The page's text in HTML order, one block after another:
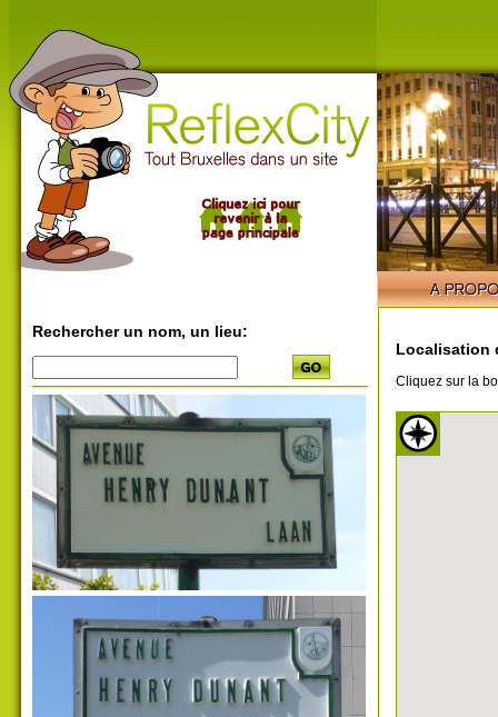
Rechercher un nom, un lieu:
Localisation
Cliquez sur la